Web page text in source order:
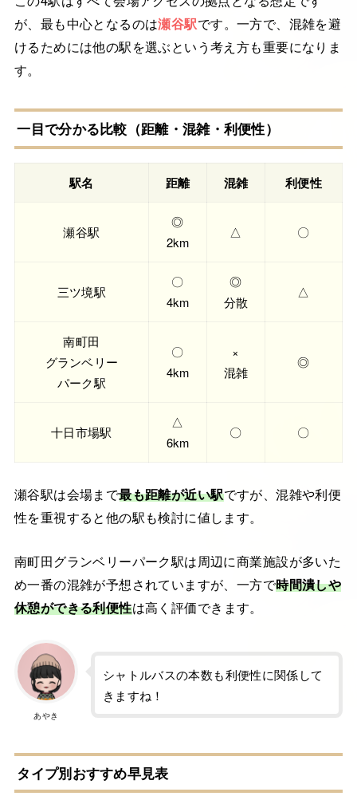
が、最も中心となるのは瀬谷駅です。一方で、混雑を避
けるためには他の駅を選ぶという考え方も重要になりま
す。
一目で分かる比較（距離・混雑・利便性）
駅名 距離 混雑 利便性
瀬谷駅
◎
2km
△ 〇
三ツ境駅
〇
4km
◎
分散
△
南町田
グランベリー
パーク駅
〇
4km
×
混雑
◎
十日市場駅
△
6km
〇 〇
瀬谷駅は会場まで最も距離が近い駅ですが、混雑や利便
性を重視すると他の駅も検討に値します。
南町田グランベリーパーク駅は周辺に商業施設が多いた
め一番の混雑が予想されていますが、一方で時間潰しや
休憩ができる利便性は高く評価できます。
あやき
シャトルバスの本数も利便性に関係して
きますね！
タイプ別おすすめ早見表